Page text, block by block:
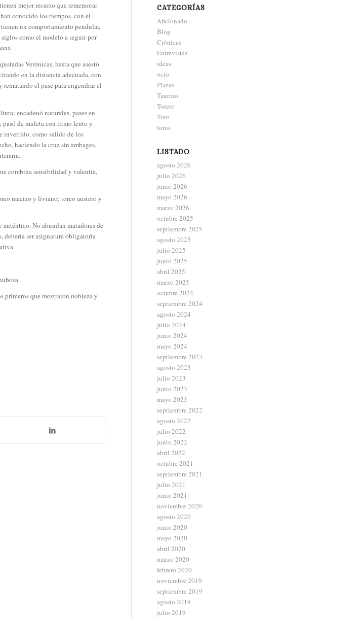
mejor recurso que rememorar
conocido los tiempos, con el
un comportamiento pendular,
como el modelo a seguir por
Verónicas, hasta que asestó
en la distancia adecuada, con
el pase para engendrar el
encadenó naturales, pases en
de muleta con ritmo lento y
invertido, como salido de los
haciendo la cruz sin ambages,
combina sensibilidad y valentía,
macizo y liviano; toreo austero y
No abundan matadores de
debería ser asignatura obligatoria
primeros que mostraron nobleza y
CATEGORÍAS
Aficionado
Blog
Crónicas
Entrevistas
ideas
ocio
Plazas
Taurino
Torero
Toro
toros
LISTADO
agosto 2026
julio 2026
junio 2026
mayo 2026
marzo 2026
octubre 2025
septiembre 2025
agosto 2025
julio 2025
junio 2025
abril 2025
marzo 2025
octubre 2024
septiembre 2024
agosto 2024
julio 2024
junio 2024
mayo 2024
septiembre 2023
agosto 2023
julio 2023
junio 2023
mayo 2023
septiembre 2022
agosto 2022
julio 2022
junio 2022
abril 2022
octubre 2021
septiembre 2021
julio 2021
junio 2021
noviembre 2020
agosto 2020
junio 2020
mayo 2020
abril 2020
marzo 2020
febrero 2020
noviembre 2019
septiembre 2019
agosto 2019
julio 2019